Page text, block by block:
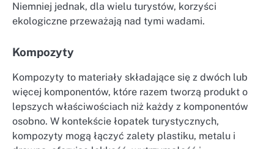
Niemniej jednak, dla wielu turystów, korzyści
ekologiczne przeważają nad tymi wadami.
Kompozyty
Kompozyty to materiały składające się z dwóch lub
więcej komponentów, które razem tworzą produkt o
lepszych właściwościach niż każdy z komponentów
osobno. W kontekście łopatek turystycznych,
kompozyty mogą łączyć zalety plastiku, metalu i